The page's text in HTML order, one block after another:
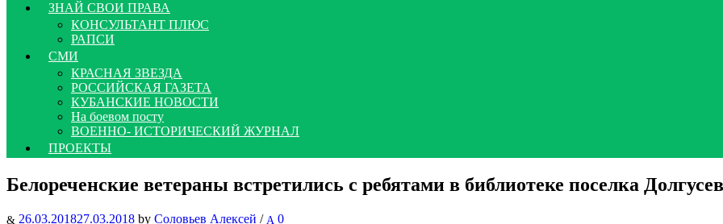
ЗНАЙ СВОИ ПРАВА
КОНСУЛЬТАНТ ПЛЮС
РАПСИ
СМИ
КРАСНАЯ ЗВЕЗДА
РОССИЙСКАЯ ГАЗЕТА
КУБАНСКИЕ НОВОСТИ
На боевом посту
ВОЕННО- ИСТОРИЧЕСКИЙ ЖУРНАЛ
ПРОЕКТЫ
Белореченские ветераны встретились с ребятами в библиотеке поселка Долгусев
26.03.201827.03.2018 by Соловьев Алексей / 0